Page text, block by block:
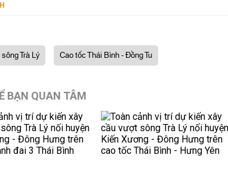
Trà Lý Cao tốc Thái Bình - Đồng Tu
BẠN QUAN TÂM